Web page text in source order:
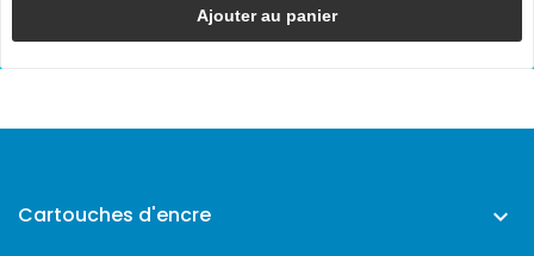
Ajouter au panier
Cartouches d'encre 